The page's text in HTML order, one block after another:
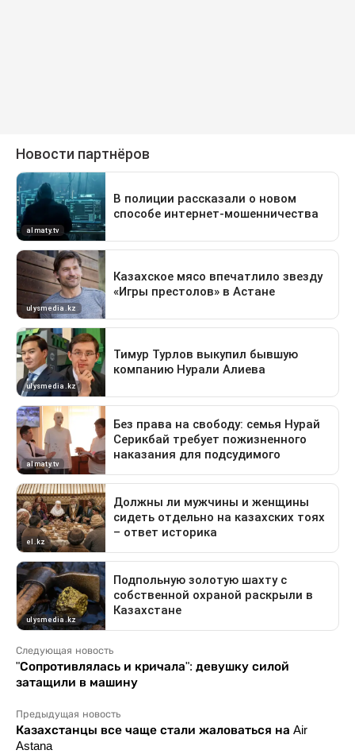
Следующая новость
"Сопротивлялась и кричала": девушку силой
затащили в машину
Предыдущая новость
Казахстанцы все чаще стали жаловаться на Air
Astana